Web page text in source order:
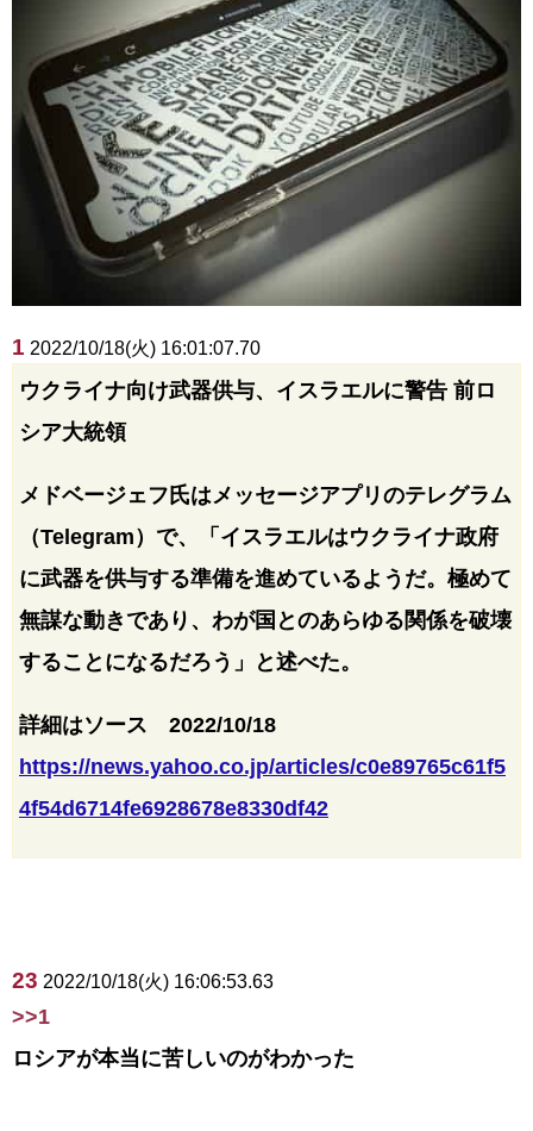
1 2022/10/18(火) 16:01:07.70
ウクライナ向け武器供与、イスラエルに警告 前ロ
シア大統領
メドベージェフ氏はメッセージアプリのテレグラム
（Telegram）で、「イスラエルはウクライナ政府
に武器を供与する準備を進めているようだ。極めて
無謀な動きであり、わが国とのあらゆる関係を破壊
することになるだろう」と述べた。
詳細はソース 2022/10/18
https://news.yahoo.co.jp/articles/c0e89765c61f5
4f54d6714fe6928678e8330df42
23 2022/10/18(火) 16:06:53.63
>>1
ロシアが本当に苦しいのがわかった